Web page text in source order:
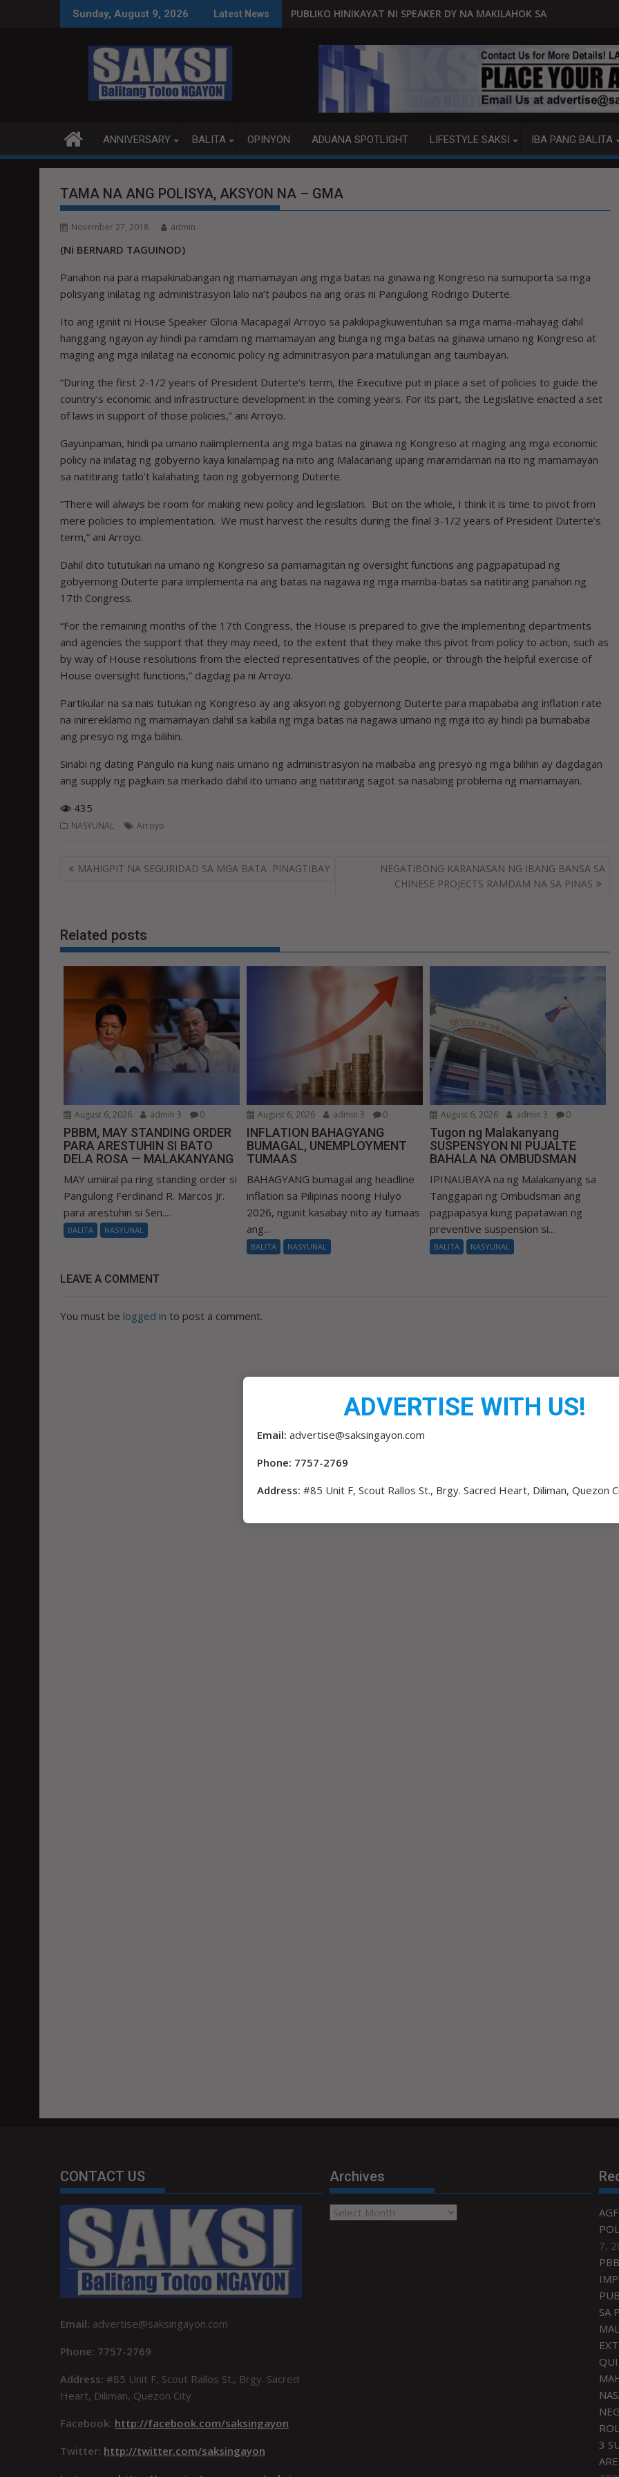
Sunday, August 9, 2026 Latest News
SA WPS O MAGBITIW
SA KONGRESO NA SUSPENDIHIN IMPLEMENTASYON NG RPVARAPUBLIKO HINIKAYAT NI SPEAKER DY NA MAKILAHOK SA PAGBUO NG MGA BATAS
MALACAÑANG PINAAARAL
ANNIVERSARY BALITA OPINYON ADUANA SPOTLIGHT LIFESTYLE SAKSI IBA PANG BALITA
TAMA NA ANG POLISYA, AKSYON NA – GMA
November 27, 2018 admin
(Ni BERNARD TAGUINOD)
Panahon na para mapakinabangan ng mamamayan ang mga batas na ginawa ng Kongreso na sumuporta sa mga
polisyang inilatag ng administrasyon lalo na’t paubos na ang oras ni Pangulong Rodrigo Duterte.
Ito ang iginiit ni House Speaker Gloria Macapagal Arroyo sa pakikipagkuwentuhan sa mga mama-mahayag dahil
hanggang ngayon ay hindi pa ramdam ng mamamayan ang bunga ng mga batas na ginawa umano ng Kongreso at
maging ang mga inilatag na economic policy ng adminitrasyon para matulungan ang taumbayan.
“During the first 2-1/2 years of President Duterte’s term, the Executive put in place a set of policies to guide the
country’s economic and infrastructure development in the coming years. For its part, the Legislative enacted a set
of laws in support of those policies,” ani Arroyo.
Gayunpaman, hindi pa umano naiimplementa ang mga batas na ginawa ng Kongreso at maging ang mga economic
policy na inilatag ng gobyerno kaya kinalampag na nito ang Malacanang upang maramdaman na ito ng mamamayan
sa natitirang tatlo’t kalahating taon ng gobyernong Duterte.
“There will always be room for making new policy and legislation. But on the whole, I think it is time to pivot from
mere policies to implementation. We must harvest the results during the final 3-1/2 years of President Duterte’s
term,” ani Arroyo.
Dahil dito tututukan na umano ng Kongreso sa pamamagitan ng oversight functions ang pagpapatupad ng
gobyernong Duterte para iimplementa na ang batas na nagawa ng mga mamba-batas sa natitirang panahon ng
17th Congress.
“For the remaining months of the 17th Congress, the House is prepared to give the implementing departments
and agencies the support that they may need, to the extent that they make this pivot from policy to action, such as
by way of House resolutions from the elected representatives of the people, or through the helpful exercise of
House oversight functions,” dagdag pa ni Arroyo.
Partikular na sa nais tutukan ng Kongreso ay ang aksyon ng gobyernong Duterte para mapababa ang inflation rate
na inirereklamo ng mamamayan dahil sa kabila ng mga batas na nagawa umano ng mga ito ay hindi pa bumababa
ang presyo ng mga bilihin.
Sinabi ng dating Pangulo na kung nais umano ng administrasyon na maibaba ang presyo ng mga bilihin ay dagdagan
ang supply ng pagkain sa merkado dahil ito umano ang natitirang sagot sa nasabing problema ng mamamayan.
435
NASYUNAL Arroyo
Post
MAHIGPIT NA SEGURIDAD SA MGA BATA PINAGTIBAY
NEGATIBONG KARANASAN NG IBANG BANSA SA
CHINESE PROJECTS RAMDAM NA SA PINAS
Related posts
August 6, 2026 admin 3 0
PBBM, MAY STANDING ORDER
PARA ARESTUHIN SI BATO
DELA ROSA — MALAKANYANG
MAY umiiral pa ring standing order si
Pangulong Ferdinand R. Marcos Jr.
para arestuhin si Sen....
BALITA NASYUNAL
August 6, 2026 admin 3 0
INFLATION BAHAGYANG
BUMAGAL, UNEMPLOYMENT
TUMAAS
BAHAGYANG bumagal ang headline
inflation sa Pilipinas noong Hulyo
2026, ngunit kasabay nito ay tumaas
ang...
BALITA NASYUNAL
August 6, 2026 admin 3 0
Tugon ng Malakanyang
SUSPENSYON NI PUJALTE
BAHALA NA OMBUDSMAN
IPINAUBAYA na ng Malakanyang sa
Tanggapan ng Ombudsman ang
pagpapasya kung papatawan ng
preventive suspension si...
BALITA NASYUNAL
LEAVE A COMMENT
You must be logged in to post a comment.
CONTACT US
Email: advertise@saksingayon.com
Phone: 7757-2769
Address: #85 Unit F, Scout Rallos St., Brgy. Sacred
Heart, Diliman, Quezon City
Facebook: http://facebook.com/saksingayon
Twitter: http://twitter.com/saksingayon
Archives
Archives
7,
SA
3
ADVERTISE WITH US!
Email: advertise@saksingayon.com
Phone: 7757-2769
Address: #85 Unit F, Scout Rallos St., Brgy. Sacred Heart, Diliman, Quezon